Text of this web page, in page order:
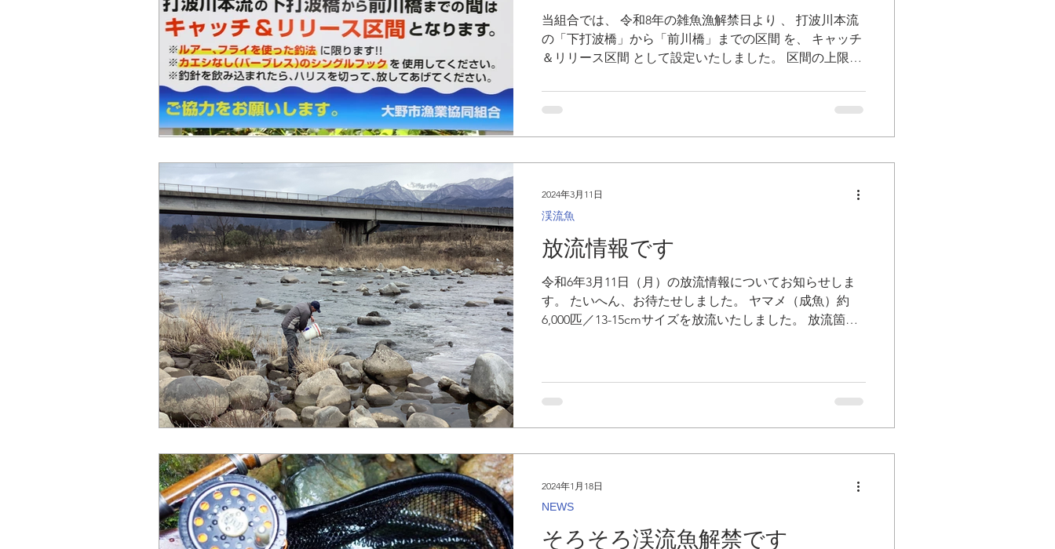
当組合では、 令和8年の雑魚漁解禁日より 、 打波川本流
の「下打波橋」から「前川橋」までの区間 を、 キャッチ
＆リリース区間 として設定いたしました。 区間の上限で
り案内看板を設置しております。 本区間では、釣り上げ
た魚は 速やかにリリース していただきますよう、 皆さま
放流情報です
令和6年3月11日（月）の放流情報についてお知らせしま
す。 たいへん、お待たせしました。 ヤマメ（成魚）約
6,000匹／13-15cmサイズを放流いたしました。 放流箇所
渓流魚
2024年3月11日
そろそろ渓流魚解禁です
NEWS
2024年1月18日